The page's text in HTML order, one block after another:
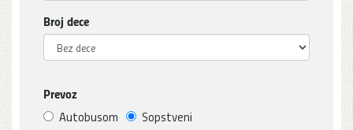
Broj dece
Prevoz
Autobusom Sopstveni